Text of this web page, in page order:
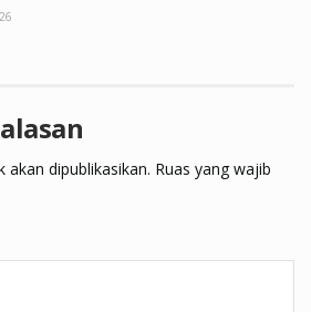
akan dipublikasikan. Ruas yang wajib